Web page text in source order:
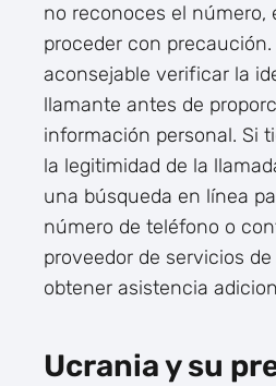
no reconoces el número,
proceder con precaución.
aconsejable verificar la
llamante antes de
información personal. Si
la legitimidad de la
una búsqueda en línea
número de teléfono o
proveedor de servicios
obtener asistencia
Ucrania y su